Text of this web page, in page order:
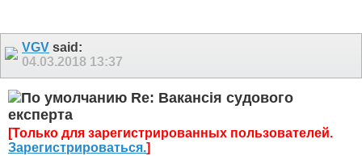
VGV said:
04.03.2018 13:37
Re: Вакансія судового
експерта
[Только для зарегистрированных пользователей.
Зарегистрироваться.]